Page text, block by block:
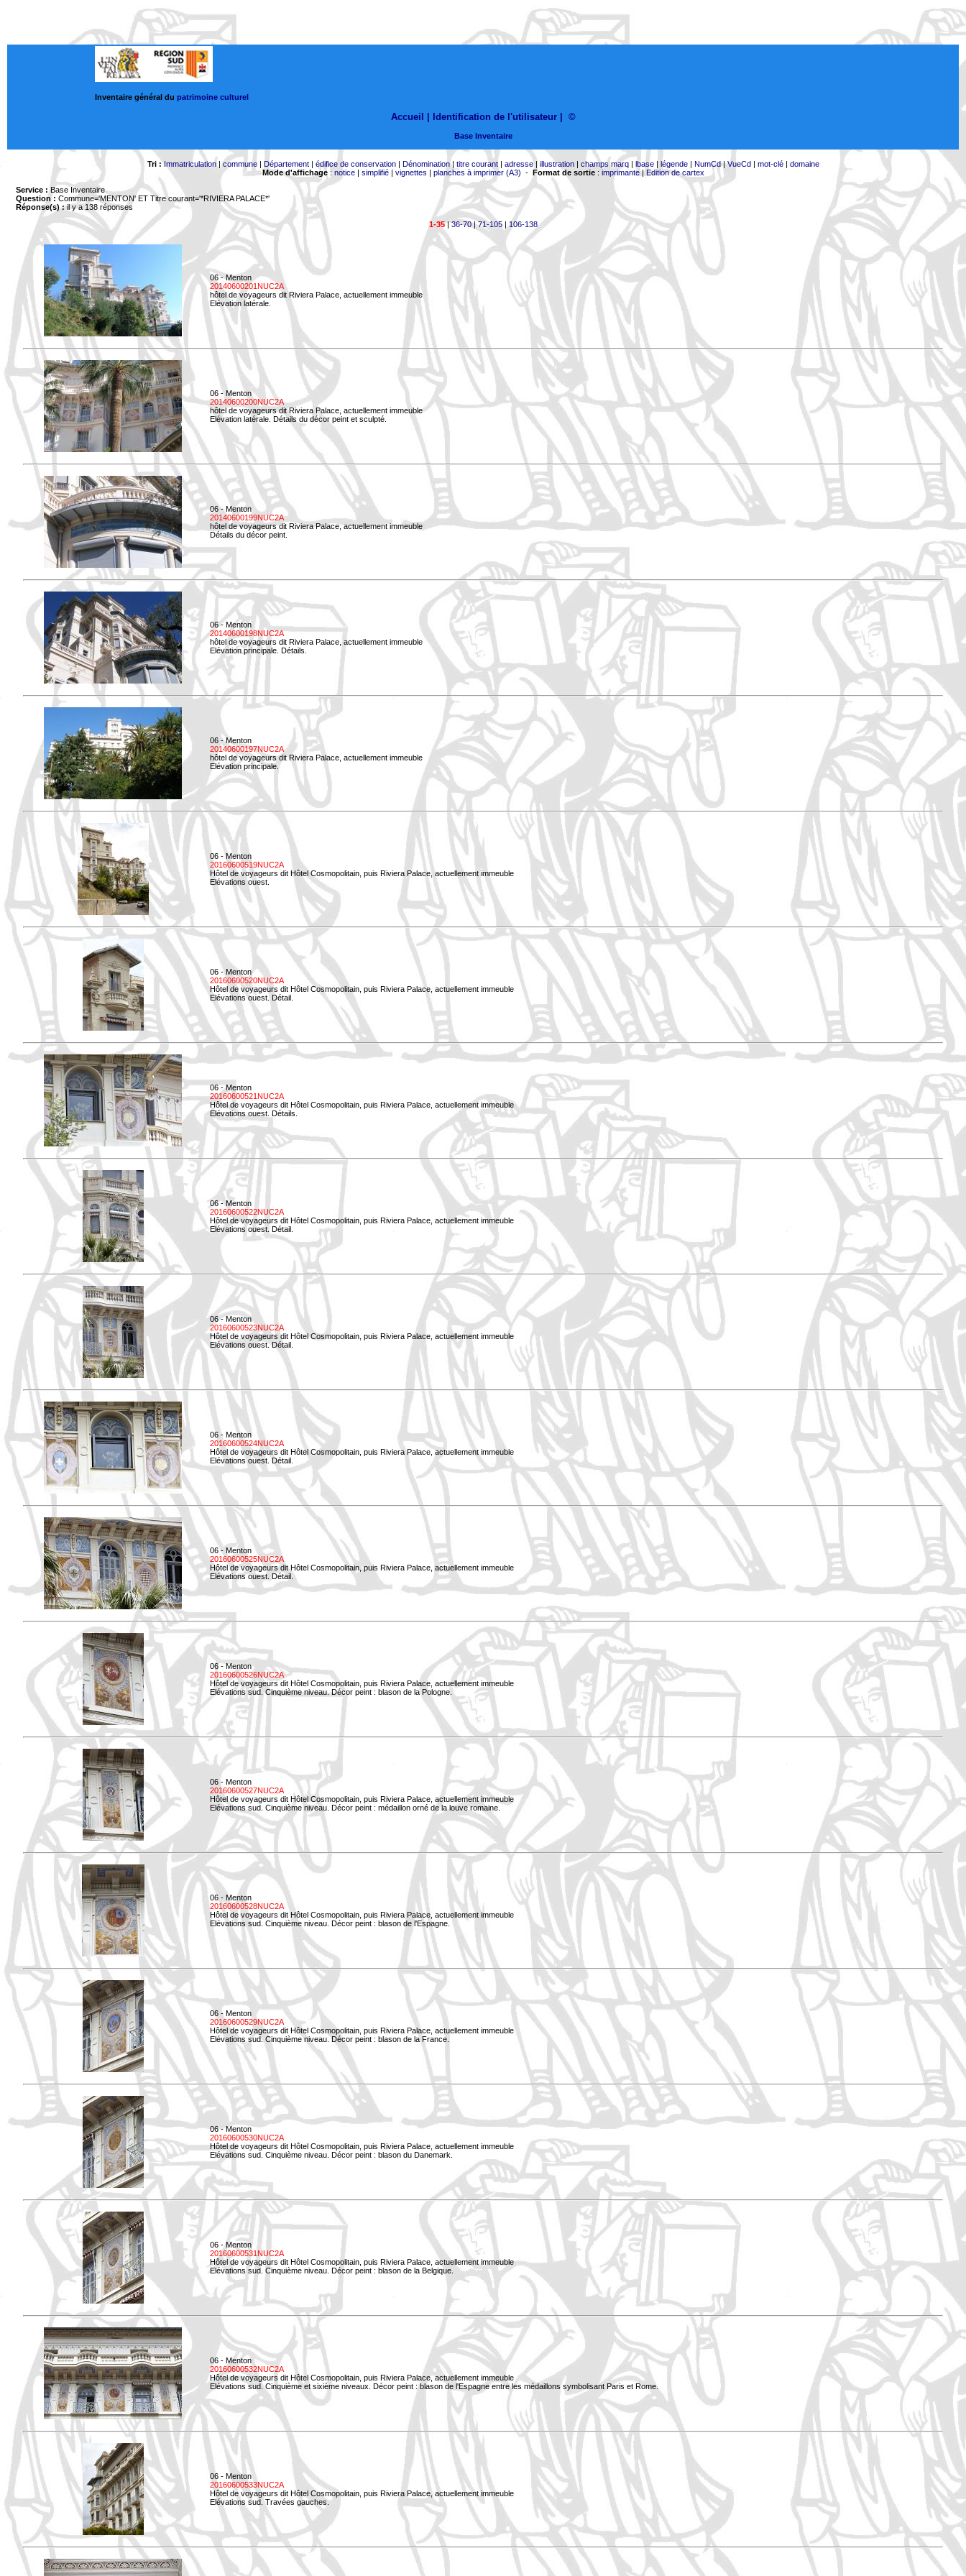
Inventaire général du patrimoine culturel
Accueil | Identification de l'utilisateur ©
Base Inventaire
Tri : Immatriculation|commune| Département| édifice de conservation| Dénomination| titre courant| adresse| illustration| champs marq| lbase| légende| NumCd|VueCd| mot-clé| domaine
Mode d'affichage: notice| simplifié| vignettes | planches à imprimer (A3) - Format de sortie: imprimante|Edition de cartex
Service : Base Inventaire
Question : Commune='MENTON' ET Titre courant='*RIVIERA PALACE*'
Réponse(s) :il y a 138 réponses
1-35|36-70|71-105| 106-138
06 - Menton
20140600201NUC2A
hôtel de voyageurs dit Riviera Palace, actuellement immeuble
Elévation latérale.
06 - Menton
20140600200NUC2A
hôtel de voyageurs dit Riviera Palace, actuellement immeuble
Elévation latérale. Détails du décor peint et sculpté.
06 - Menton
20140600199NUC2A
hôtel de voyageurs dit Riviera Palace, actuellement immeuble
Détails du décor peint.
06 - Menton
20140600198NUC2A
hôtel de voyageurs dit Riviera Palace, actuellement immeuble
Elévation principale. Détails.
06 - Menton
20140600197NUC2A
hôtel de voyageurs dit Riviera Palace, actuellement immeuble
Elévation principale.
06 - Menton
20160600519NUC2A
Hôtel de voyageurs dit Hôtel Cosmopolitain, puis Riviera Palace, actuellement immeuble
Elévations ouest.
06 - Menton
20160600520NUC2A
Hôtel de voyageurs dit Hôtel Cosmopolitain, puis Riviera Palace, actuellement immeuble
Elévations ouest. Détail.
06 - Menton
20160600521NUC2A
Hôtel de voyageurs dit Hôtel Cosmopolitain, puis Riviera Palace, actuellement immeuble
Elévations ouest. Détails.
06 - Menton
20160600522NUC2A
Hôtel de voyageurs dit Hôtel Cosmopolitain, puis Riviera Palace, actuellement immeuble
Elévations ouest. Détail.
06 - Menton
20160600523NUC2A
Hôtel de voyageurs dit Hôtel Cosmopolitain, puis Riviera Palace, actuellement immeuble
Elévations ouest. Détail.
06 - Menton
20160600524NUC2A
Hôtel de voyageurs dit Hôtel Cosmopolitain, puis Riviera Palace, actuellement immeuble
Elévations ouest. Détail.
06 - Menton
20160600525NUC2A
Hôtel de voyageurs dit Hôtel Cosmopolitain, puis Riviera Palace, actuellement immeuble
Elévations ouest. Détail.
06 - Menton
20160600526NUC2A
Hôtel de voyageurs dit Hôtel Cosmopolitain, puis Riviera Palace, actuellement immeuble
Elévations sud. Cinquième niveau. Décor peint : blason de la Pologne.
06 - Menton
20160600527NUC2A
Hôtel de voyageurs dit Hôtel Cosmopolitain, puis Riviera Palace, actuellement immeuble
Elévations sud. Cinquième niveau. Décor peint : médaillon orné de la louve romaine.
06 - Menton
20160600528NUC2A
Hôtel de voyageurs dit Hôtel Cosmopolitain, puis Riviera Palace, actuellement immeuble
Elévations sud. Cinquième niveau. Décor peint : blason de l'Espagne.
06 - Menton
20160600529NUC2A
Hôtel de voyageurs dit Hôtel Cosmopolitain, puis Riviera Palace, actuellement immeuble
Elévations sud. Cinquième niveau. Décor peint : blason de la France.
06 - Menton
20160600530NUC2A
Hôtel de voyageurs dit Hôtel Cosmopolitain, puis Riviera Palace, actuellement immeuble
Elévations sud. Cinquième niveau. Décor peint : blason du Danemark.
06 - Menton
20160600531NUC2A
Hôtel de voyageurs dit Hôtel Cosmopolitain, puis Riviera Palace, actuellement immeuble
Elévations sud. Cinquième niveau. Décor peint : blason de la Belgique.
06 - Menton
20160600532NUC2A
Hôtel de voyageurs dit Hôtel Cosmopolitain, puis Riviera Palace, actuellement immeuble
Elévations sud. Cinquième et sixième niveaux. Décor peint : blason de l'Espagne entre les médaillons symbolisant Paris et Rome.
06 - Menton
20160600533NUC2A
Hôtel de voyageurs dit Hôtel Cosmopolitain, puis Riviera Palace, actuellement immeuble
Elévations sud. Travées gauches.